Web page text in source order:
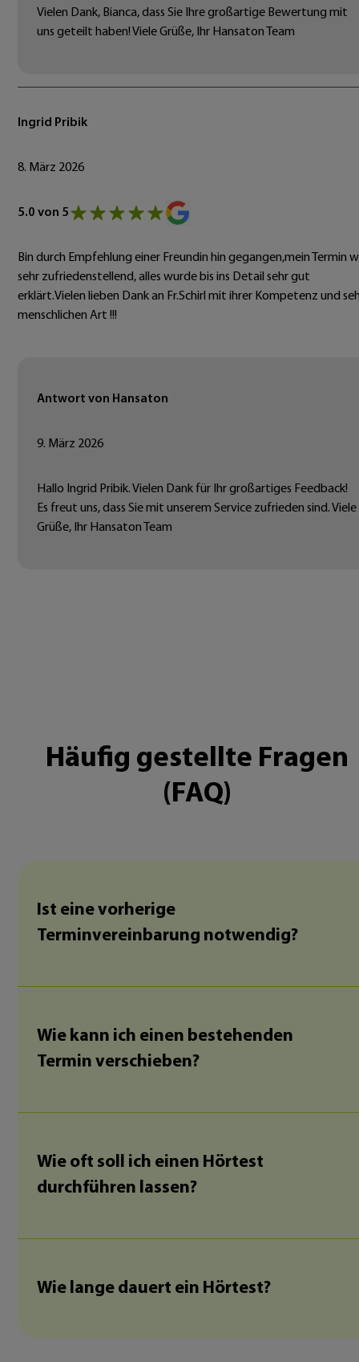
Vielen Dank, Bianca, dass Sie Ihre großartige Bewertung mit
uns geteilt haben! Viele Grüße, Ihr Hansaton Team
Ingrid Pribik
8. März 2026
5.0 von 5
Bin durch Empfehlung einer Freundin hin gegangen,mein Termin
sehr zufriedenstellend, alles wurde bis ins Detail sehr gut
erklärt.Vielen lieben Dank an Fr.Schirl mit ihrer Kompetenz und
menschlichen Art !!!
Antwort von Hansaton
9. März 2026
Hallo Ingrid Pribik. Vielen Dank für Ihr großartiges Feedback!
Es freut uns, dass Sie mit unserem Service zufrieden sind. Viele
Grüße, Ihr Hansaton Team
Häufig gestellte Fragen
(FAQ)
Ist eine vorherige
Terminvereinbarung notwendig?
Wie kann ich einen bestehenden
Termin verschieben?
Wie oft soll ich einen Hörtest
durchführen lassen?
Wie lange dauert ein Hörtest?